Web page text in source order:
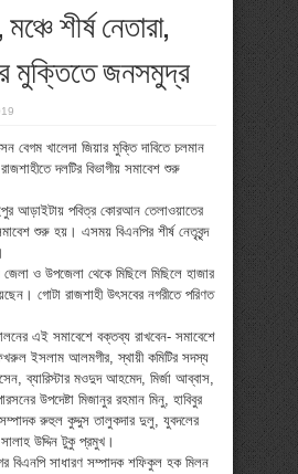
শীর্ষ নেতারা,
মুক্তিতে জনসমুদ্র
বেগম খালেদা জিয়ার মুক্তি দাবিতে চলমান
দলটির বিভাগীয় সমাবেশ শুরু
আড়াইটায় পবিত্র কোরআন তেলাওয়াতের
শুরু হয়। এসময় বিএনপির শীর্ষ নেতৃবৃন্দ
জেলা ও উপজেলা থেকে মিছিলে মিছিলে হাজার
গোটা রাজশাহী উৎসবের নগরীতে পরিণত
এই সমাবেশে বক্তব্য রাখবেন- সমাবেশে
ফখরুল ইসলাম আলমগীর, স্থায়ী কমিটির সদস্য
ব্যারিস্টার মওদুদ আহমেদ, মির্জা আব্বাস,
উপদেষ্টা মিজানুর রহমান মিনু, হাবিবুর
সম্পাদক রুহুল কুদ্দুস তালুকদার দুলু, যুবদলের
উদ্দিন টুকু প্রমুখ।
বিএনপি সাধারণ সম্পাদক শফিকুল হক মিলন